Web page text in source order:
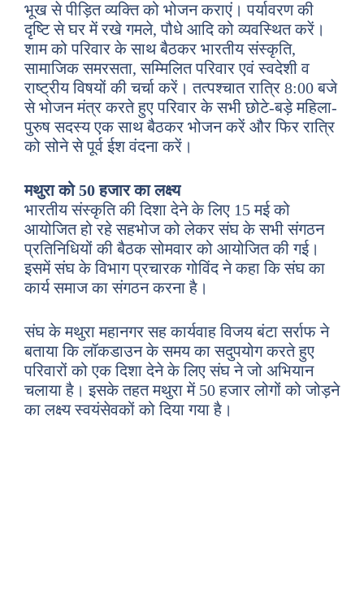
भूख से पीड़ित व्यक्ति को भोजन कराएं। पर्यावरण की
दृष्टि से घर में रखे गमले, पौधे आदि को व्यवस्थित करें।
शाम को परिवार के साथ बैठकर भारतीय संस्कृति,
सामाजिक समरसता, सम्मिलित परिवार एवं स्वदेशी व
राष्ट्रीय विषयों की चर्चा करें। तत्पश्चात रात्रि 8:00 बजे
से भोजन मंत्र करते हुए परिवार के सभी छोटे-बड़े महिला-
पुरुष सदस्य एक साथ बैठकर भोजन करें और फिर रात्रि
को सोने से पूर्व ईश वंदना करें।
मथुरा को 50 हजार का लक्ष्य
भारतीय संस्कृति की दिशा देने के लिए 15 मई को
आयोजित हो रहे सहभोज को लेकर संघ के सभी संगठन
प्रतिनिधियों की बैठक सोमवार को आयोजित की गई।
इसमें संघ के विभाग प्रचारक गोविंद ने कहा कि संघ का
कार्य समाज का संगठन करना है।
संघ के मथुरा महानगर सह कार्यवाह विजय बंटा सर्राफ ने
बताया कि लॉकडाउन के समय का सदुपयोग करते हुए
परिवारों को एक दिशा देने के लिए संघ ने जो अभियान
चलाया है। इसके तहत मथुरा में 50 हजार लोगों को जोड़ने
का लक्ष्य स्वयंसेवकों को दिया गया है।